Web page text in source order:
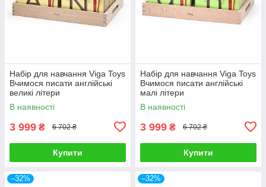
Набір для навчання Viga Toys
Вчимося писати англійські
великі літери
В наявності
3 999 ₴ 6 702 ₴
Купити
Набір для навчання Viga Toys
Вчимося писати англійські
малі літери
В наявності
3 999 ₴ 6 702 ₴
Купити
–32% –32%